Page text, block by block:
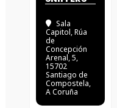
Sala
Capitol, Rúa
de
Concepción
Arenal, 5,
15702
Santiago de
Compostela,
A Coruña